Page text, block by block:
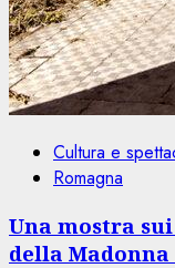
Cultura e
Romagna
Una mostra
della